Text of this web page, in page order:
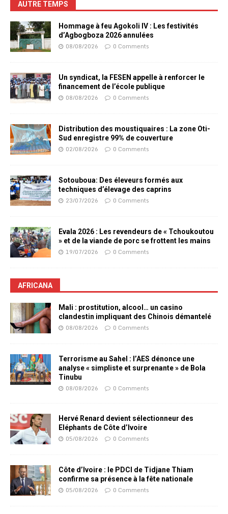
AUTRE TEMPS
Hommage à feu Agokoli IV : Les festivités
d’Agbogboza 2026 annulées
08/08/2026 0 Comments
Un syndicat, la FESEN appelle à renforcer le
financement de l’école publique
08/08/2026 0 Comments
Distribution des moustiquaires : La zone Oti-
Sud enregistre 99% de couverture
02/08/2026 0 Comments
Sotouboua: Des éleveurs formés aux
techniques d’élevage des caprins
23/07/2026 0 Comments
Evala 2026 : Les revendeurs de « Tchoukoutou
» et de la viande de porc se frottent les mains
19/07/2026 0 Comments
AFRICANA
Mali : prostitution, alcool… un casino
clandestin impliquant des Chinois démantelé
08/08/2026 0 Comments
Terrorisme au Sahel : l’AES dénonce une
analyse « simpliste et surprenante » de Bola
Tinubu
08/08/2026 0 Comments
Hervé Renard devient sélectionneur des
Eléphants de Côte d’Ivoire
05/08/2026 0 Comments
Côte d’Ivoire : le PDCI de Tidjane Thiam
confirme sa présence à la fête nationale
05/08/2026 0 Comments